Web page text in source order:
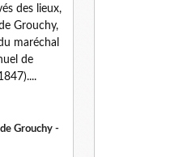
des lieux,
Grouchy,
maréchal
de
Grouchy -